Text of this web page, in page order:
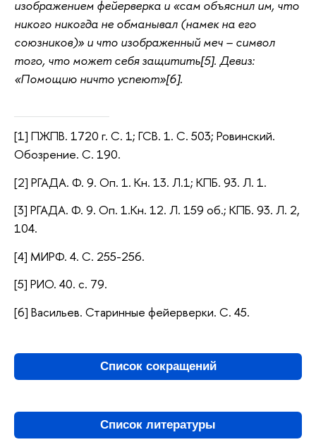
изображением фейерверка и «сам объяснил им, что
никого никогда не обманывал (намек на его
союзников)» и что изображенный меч – символ
того, что может себя защитить[5]. Девиз:
«Помощию ничто успеют»[6].
[1] ПЖПВ. 1720 г. С. 1; ГСВ. 1. С. 503; Ровинский.
Обозрение. С. 190.
[2] РГАДА. Ф. 9. Оп. 1. Кн. 13. Л.1; КПБ. 93. Л. 1.
[3] РГАДА. Ф. 9. Оп. 1.Кн. 12. Л. 159 об.; КПБ. 93. Л. 2,
104.
[4] МИРФ. 4. С. 255-256.
[5] РИО. 40. с. 79.
[6] Васильев. Старинные фейерверки. С. 45.
Список сокращений
Список литературы